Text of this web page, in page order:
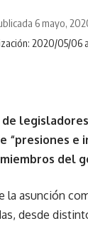
2020/05/06
6 mayo,
de
“presiones e
del
la asunción
desde